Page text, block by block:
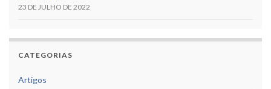
23 DE JULHO DE 2022
CATEGORIAS
Artigos